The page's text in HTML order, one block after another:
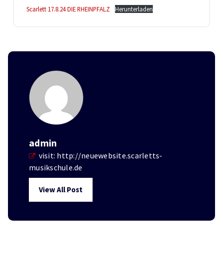
Scarlett 17.8.24 DIE RHEINPFALZ Herunterladen
admin
visit: http://neuewebsite.scarletts-
musikschule.de
View All Post